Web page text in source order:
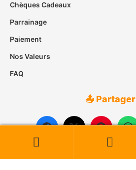
Chèques Cadeaux
Parrainage
Paiement
Nos Valeurs
FAQ
📤 Partager
Recherche
pour :
Recherche